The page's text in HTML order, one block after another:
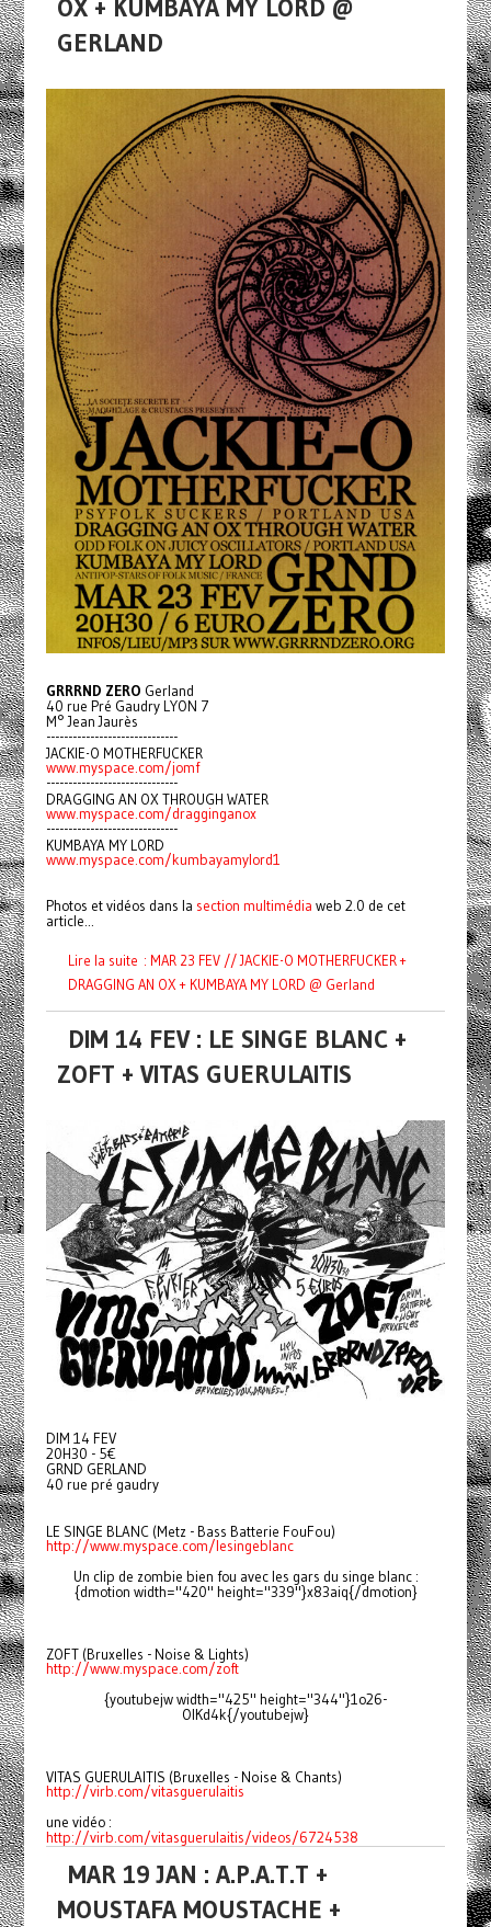
OX + KUMBAYA MY LORD @
GERLAND
GRRRND ZERO Gerland
40 rue Pré Gaudry LYON 7
M° Jean Jaurès
------------------------------
JACKIE-O MOTHERFUCKER
www.myspace.com/jomf
------------------------------
DRAGGING AN OX THROUGH WATER
www.myspace.com/dragginganox
------------------------------
KUMBAYA MY LORD
www.myspace.com/kumbayamylord1
Photos et vidéos dans la section multimédia web 2.0 de cet
article...
Lire la suite : MAR 23 FEV // JACKIE-O MOTHERFUCKER +
DRAGGING AN OX + KUMBAYA MY LORD @ Gerland
DIM 14 FEV : LE SINGE BLANC +
ZOFT + VITAS GUERULAITIS
DIM 14 FEV
20H30 - 5€
GRND GERLAND
40 rue pré gaudry
LE SINGE BLANC (Metz - Bass Batterie FouFou)
http://www.myspace.com/lesingeblanc
Un clip de zombie bien fou avec les gars du singe blanc :
{dmotion width="420" height="339"}x83aiq{/dmotion}
ZOFT (Bruxelles - Noise & Lights)
http://www.myspace.com/zoft
{youtubejw width="425" height="344"}1o26-
OlKd4k{/youtubejw}
VITAS GUERULAITIS (Bruxelles - Noise & Chants)
http://virb.com/vitasguerulaitis
une vidéo :
http://virb.com/vitasguerulaitis/videos/6724538
MAR 19 JAN : A.P.A.T.T +
MOUSTAFA MOUSTACHE +